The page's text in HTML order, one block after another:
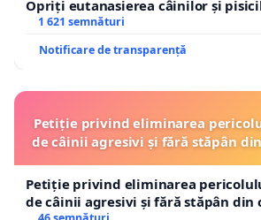
Opriți eutanasierea câinilor și
1 621 semnături
Notificare de transparență
Petiție privind eliminarea
de câinii agresivi și fără stăpân
Petiție privind eliminarea
de câinii agresivi și fără stăpân din